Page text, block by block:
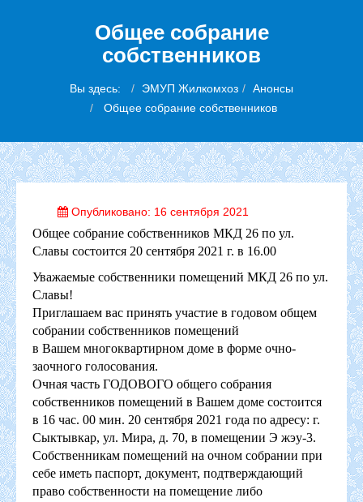
Общее собрание
собственников
Вы здесь: ЭМУП Жилкомхоз
Анонсы
Общее собрание собственников
Опубликовано: 16 сентября 2021
Общее собрание собственников МКД 26 по ул.
Славы состоится 20 сентября 2021 г. в 16.00
Уважаемые собственники помещений МКД 26 по ул.
Славы!
Приглашаем вас принять участие в годовом общем
собрании собственников помещений
в Вашем многоквартирном доме в форме очно-
заочного голосования.
Очная часть ГОДОВОГО общего собрания
собственников помещений в Вашем доме состоится
в 16 час. 00 мин. 20 сентября 2021 года по адресу: г.
Сыктывкар, ул. Мира, д. 70, в помещении Э жэу-3.
Собственникам помещений на очном собрании при
себе иметь паспорт, документ, подтверждающий
право собственности на помещение либо